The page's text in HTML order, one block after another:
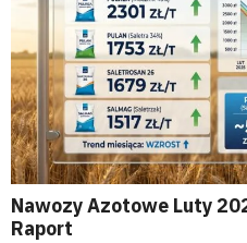
Nawozy Azotowe Luty
Raport